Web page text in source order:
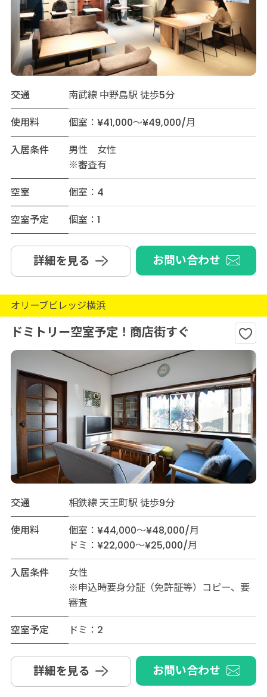
交通
南武線 中野島駅 徒歩5分
使用料
個室：¥41,000～¥49,000/月
入居条件
男性 女性
※審査有
空室
個室：4
空室予定
個室：1
詳細を見る お問い合わせ
オリーブビレッジ横浜
ドミトリー空室予定！商店街すぐ
交通
相鉄線 天王町駅 徒歩9分
使用料
個室：¥44,000～¥48,000/月
ドミ：¥22,000～¥25,000/月
入居条件
女性
※申込時要身分証（免許証等）コピー、要
審査
空室予定
ドミ：2
詳細を見る お問い合わせ